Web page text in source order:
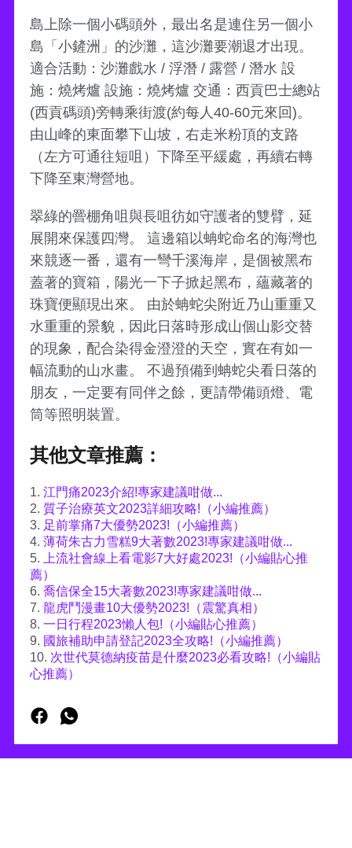
島上除一個小碼頭外，最出名是連住另一個小
島「小鏟洲」的沙灘，這沙灘要潮退才出現。
適合活動：沙灘戲水 / 浮潛 / 露營 / 潛水 設
施：燒烤爐 設施：燒烤爐 交通：西貢巴士總站
(西貢碼頭)旁轉乘街渡(約每人40-60元來回)。
由山峰的東面攀下山坡，右走米粉頂的支路
（左方可通往短咀）下降至平緩處，再續右轉
下降至東灣營地。
翠綠的罾棚角咀與長咀彷如守護者的雙臂，延
展開來保護四灣。 這邊箱以蚺蛇命名的海灣也
來競逐一番，還有一彎千溪海岸，是個被黑布
蓋著的寶箱，陽光一下子掀起黑布，蘊藏著的
珠寶便顯現出來。 由於蚺蛇尖附近乃山重重又
水重重的景貌，因此日落時形成山個山影交替
的現象，配合染得金澄澄的天空，實在有如一
幅流動的山水畫。 不過預備到蚺蛇尖看日落的
朋友，一定要有同伴之餘，更請帶備頭燈、電
筒等照明裝置。
其他文章推薦：
1. 江門痛2023介紹!專家建議咁做...
2. 質子治療英文2023詳細攻略!（小編推薦）
3. 足前掌痛7大優勢2023!（小編推薦）
4. 薄荷朱古力雪糕9大著數2023!專家建議咁做...
5.
上流社會線上看電影7大好處2023!（小編貼心推
薦）
6. 喬信保全15大著數2023!專家建議咁做...
7. 龍虎鬥漫畫10大優勢2023!（震驚真相）
8. 一日行程2023懶人包!（小編貼心推薦）
9. 國旅補助申請登記2023全攻略!（小編推薦）
10. 次世代莫德納疫苗是什麼2023必看攻略!（小編貼
心推薦）